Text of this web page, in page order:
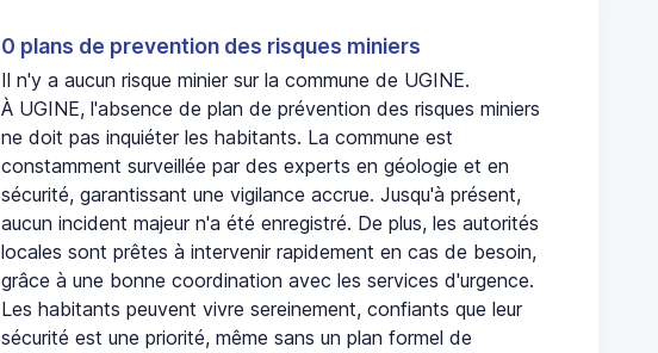
0 plans de prevention des risques miniers
Il n'y a aucun risque minier sur la commune de UGINE.
À UGINE, l'absence de plan de prévention des risques miniers
ne doit pas inquiéter les habitants. La commune est
constamment surveillée par des experts en géologie et en
sécurité, garantissant une vigilance accrue. Jusqu'à présent,
aucun incident majeur n'a été enregistré. De plus, les autorités
locales sont prêtes à intervenir rapidement en cas de besoin,
grâce à une bonne coordination avec les services d'urgence.
Les habitants peuvent vivre sereinement, confiants que leur
sécurité est une priorité, même sans un plan formel de